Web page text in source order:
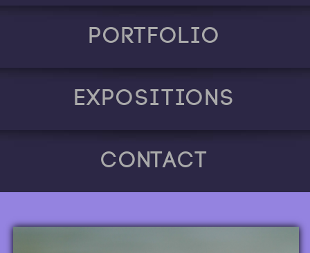
Portfolio
Expositions
Contact